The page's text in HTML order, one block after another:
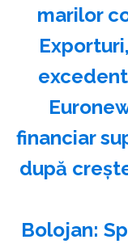
marilor
financiar
după
Bolojan: